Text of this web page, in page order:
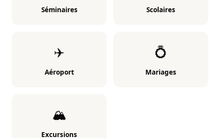
Séminaires Scolaires
✈️
Aéroport
💍
Mariages
🏔️
Excursions